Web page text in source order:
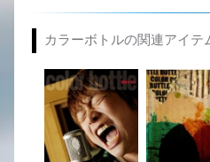
カラーボトルの関連アイテ